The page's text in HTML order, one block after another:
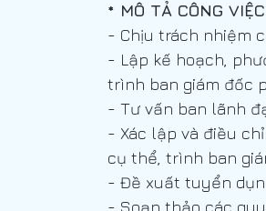
Chuyên Gia Tổ Chức Nhân Sự và
Chuyên Viên Kế Hoạch Kỹ Thuật
Kỹ Sư Shop Drawing HVAC (Bản
* MÔ TẢ CÔNG VIỆC
- Chịu trách nhiệm
- Lập kế hoạch,
trình ban giám đốc
- Tư vấn ban lãnh
- Xác lập và điều
cụ thể, trình ban
- Đề xuất tuyển
- Soạn thảo các